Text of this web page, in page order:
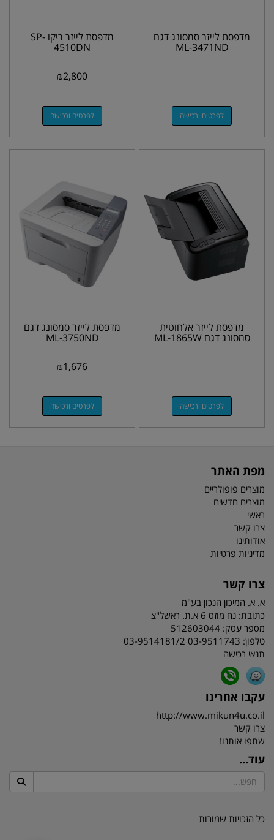
מדפסת לייזר סמסונג דגם
ML-3471ND
לפרטים ורכישה
מדפסת לייזר ריקו SP-
4510DN
₪2,800
לפרטים ורכישה
מדפסת לייזר אלחוטית
סמסונג דגם ML-1865W
לפרטים ורכישה
מדפסת לייזר סמסונג דגם
ML-3750ND
₪1,676
לפרטים ורכישה
מפת האתר
מוצרים פופולריים
מוצרים חדשים
ראשי
צרו קשר
אודותינו
מדיניות פרטיות
צרו קשר
א. א. המיכון הנכון בע"מ
כתובת: נח מוזס 6 א.ת. ראשל"צ
מספר עסק: 512603044
טלפון: 03-9511743 03-9514181/2
תנאי רכישה
עקבו אחרינו
http://www.mikun4u.co.il
צרו קשר
שתפו אותנו!
עוד...
כל הזכויות שמורות